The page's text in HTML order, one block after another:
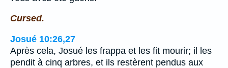
Cursed.
Josué 10:26,27
Après cela, Josué les frappa et les fit mourir; il les
pendit à cinq arbres, et ils restèrent pendus aux